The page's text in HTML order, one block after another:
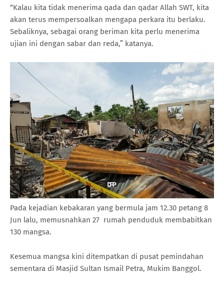
“Kalau kita tidak menerima qada dan qadar Allah SWT, kita
akan terus mempersoalkan mengapa perkara itu berlaku.
Sebaliknya, sebagai orang beriman kita perlu menerima
ujian ini dengan sabar dan reda,” katanya.
Pada kejadian kebakaran yang bermula jam 12.30 petang 8
Jun lalu, memusnahkan 27 rumah penduduk membabitkan
130 mangsa.
Kesemua mangsa kini ditempatkan di pusat pemindahan
sementara di Masjid Sultan Ismail Petra, Mukim Banggol.